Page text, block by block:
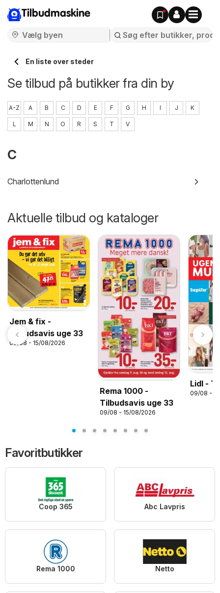
Tilbudmaskine
En liste over steder
Se tilbud på butikker fra din by
A-Z A B C D E F G H I J K
L M N O R S T V
C
Charlottenlund
Aktuelle tilbud og kataloger
Jem & fix -
Tilbudsavis uge 33
09/08 - 15/08/2026
Rema 1000 -
Tilbudsavis uge 33
09/08 - 15/08/2026
Lidl -
09/08 -
Favoritbutikker
Coop 365 Abc Lavpris
Rema 1000 Netto